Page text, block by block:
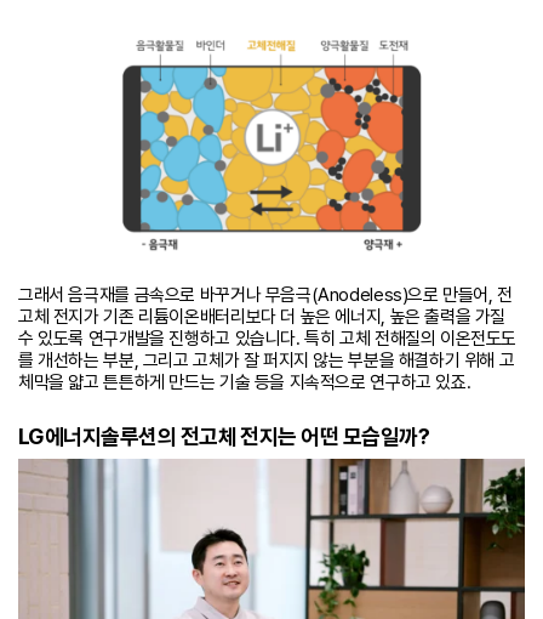
그래서 음극재를 금속으로 바꾸거나 무음극(Anodeless)으로 만들어, 전
고체 전지가 기존 리튬이온배터리보다 더 높은 에너지, 높은 출력을 가질
수 있도록 연구개발을 진행하고 있습니다. 특히 고체 전해질의 이온전도도
를 개선하는 부분, 그리고 고체가 잘 퍼지지 않는 부분을 해결하기 위해 고
체막을 얇고 튼튼하게 만드는 기술 등을 지속적으로 연구하고 있죠.
LG에너지솔루션의 전고체 전지는 어떤 모습일까?